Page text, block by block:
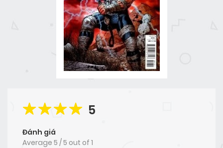
5
Đánh giá
Average 5 /5 out of 1